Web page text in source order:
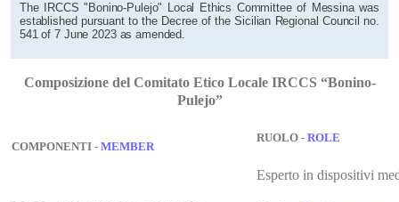
The IRCCS "Bonino-Pulejo" Local Ethics Committee of Messina was
established pursuant to the Decree of the Sicilian Regional Council no.
541 of 7 June 2023 as amended.
Composizione del Comitato Etico Locale IRCCS “Bonino-
Pulejo”
COMPONENTI - MEMBER
RUOLO - ROLE
Esperto in dispositivi